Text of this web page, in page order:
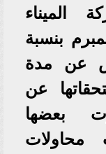
بنسبة
عن مدة
عن
بعضها